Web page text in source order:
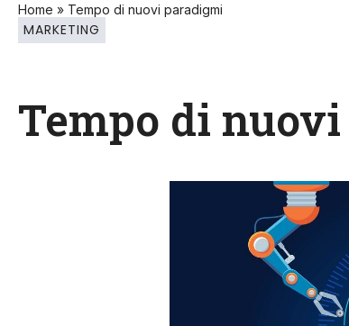
Home » Tempo di nuovi paradigmi
MARKETING
Tempo di